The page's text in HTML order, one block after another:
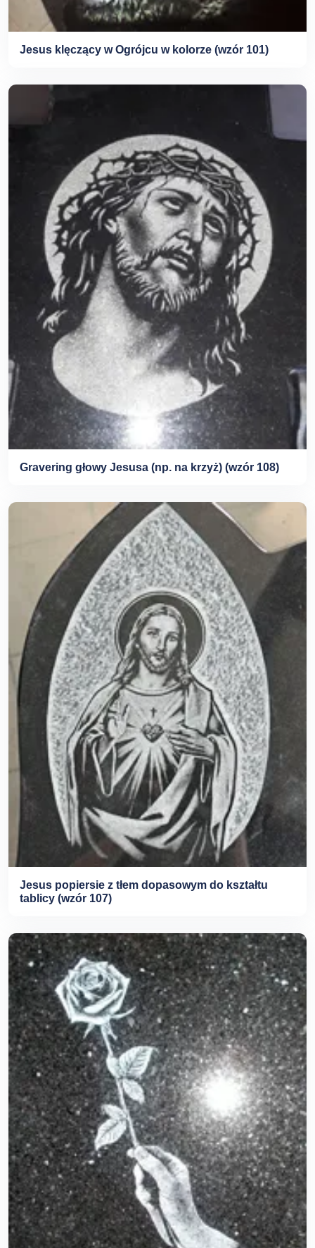
Jesus klęczący w Ogrójcu w kolorze (wzór 101)
Gravering głowy Jesusa (np. na krzyż) (wzór 108)
Jesus popiersie z tłem dopasowym do kształtu
tablicy (wzór 107)